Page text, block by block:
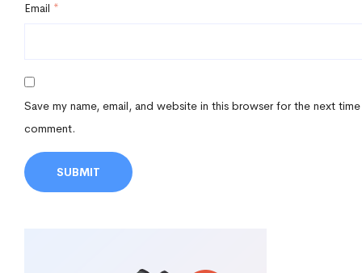
Email *
Save my name, email, and website in this browser for the next
comment.